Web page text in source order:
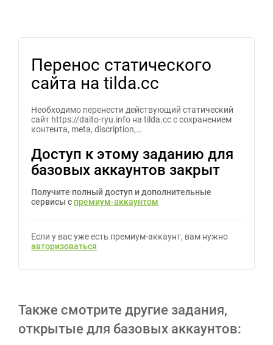
Перенос статического
сайта на tilda.cc
Необходимо перенести действующий статический
сайт https://daito-ryu.info на tilda.cc с сохранением
контента, meta, discription,…
Доступ к этому заданию для
базовых аккаунтов закрыт
Получите полный доступ и дополнительные
сервисы с премиум-аккаунтом
Если у вас уже есть премиум-аккаунт, вам нужно
авторизоваться
Также смотрите другие задания,
открытые для базовых аккаунтов: